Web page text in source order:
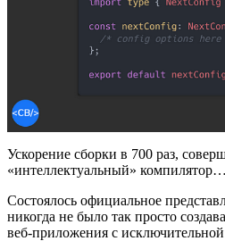
Ускорение сборки в 700 раз,
«интеллектуальный» компилятор…
Состоялось официальное
никогда не было так просто
веб-приложения с